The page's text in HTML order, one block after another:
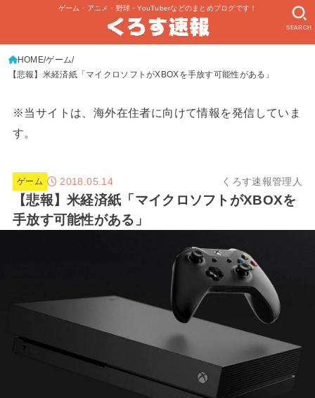
ゲーム・アニメ・野球・YouTuberなどのまとめブログです！
SEARCH
HOME ゲーム
【悲報】米経済紙「マイクロソフトがXBOXを手放す可能性がある」
※当サイトは、海外在住者に向けて情報を発信していま
す。
ゲーム 2018.05.14 くろす速報管理人
【悲報】米経済紙「マイクロソフトがXBOXを
手放す可能性がある」